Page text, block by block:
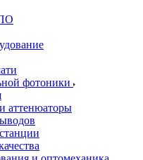
фотоники
аттенюаторы